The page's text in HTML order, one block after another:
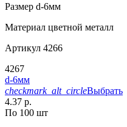
Размер d-6мм
Материал цветной металл
Артикул 4266
4267
d-6мм
checkmark_alt_circleВыбрать
4.37 р.
По 100 шт